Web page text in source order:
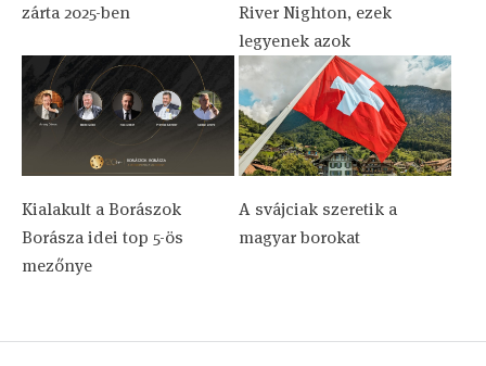
zárta 2025-ben
River Nighton, ezek
legyenek azok
Kialakult a Borászok
Borásza idei top 5-ös
mezőnye
A svájciak szeretik a
magyar borokat